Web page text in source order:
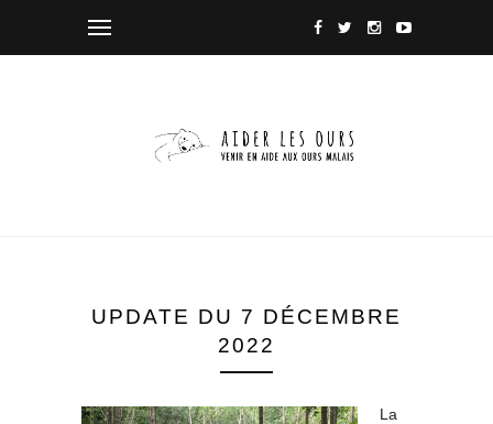
UPDATE DU 7 DÉCEMBRE
2022
La